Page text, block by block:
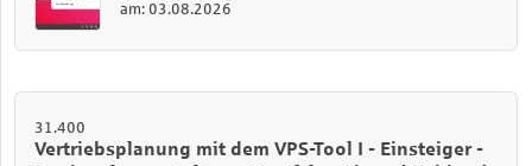
am: 03.08.2026
31.400
Vertriebsplanung mit dem VPS-Tool I - Einsteiger -